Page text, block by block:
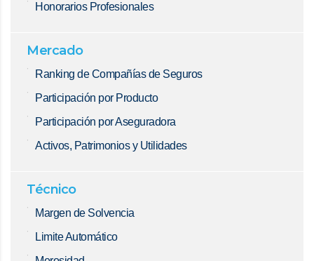
Honorarios Profesionales
Mercado
Ranking de Compañías de Seguros
Participación por Producto
Participación por Aseguradora
Activos, Patrimonios y Utilidades
Técnico
Margen de Solvencia
Limite Automático